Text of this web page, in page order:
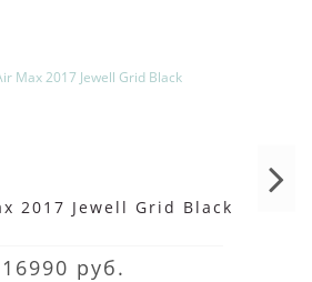
2017 Jewell Grid Black
16990 руб.